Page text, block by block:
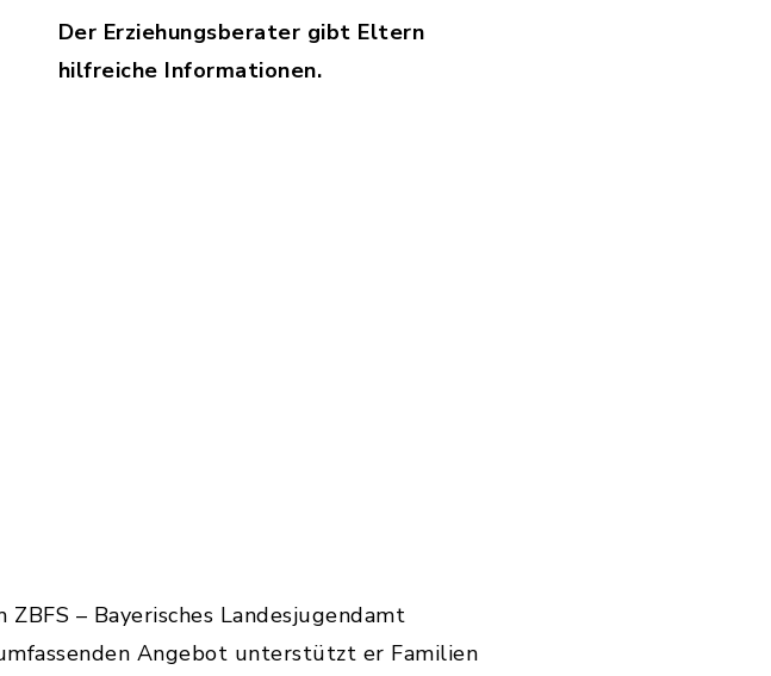
Der Erziehungsberater gibt Eltern
hilfreiche Informationen.
ZBFS – Bayerisches Landesjugendamt
Angebot unterstützt er Familien